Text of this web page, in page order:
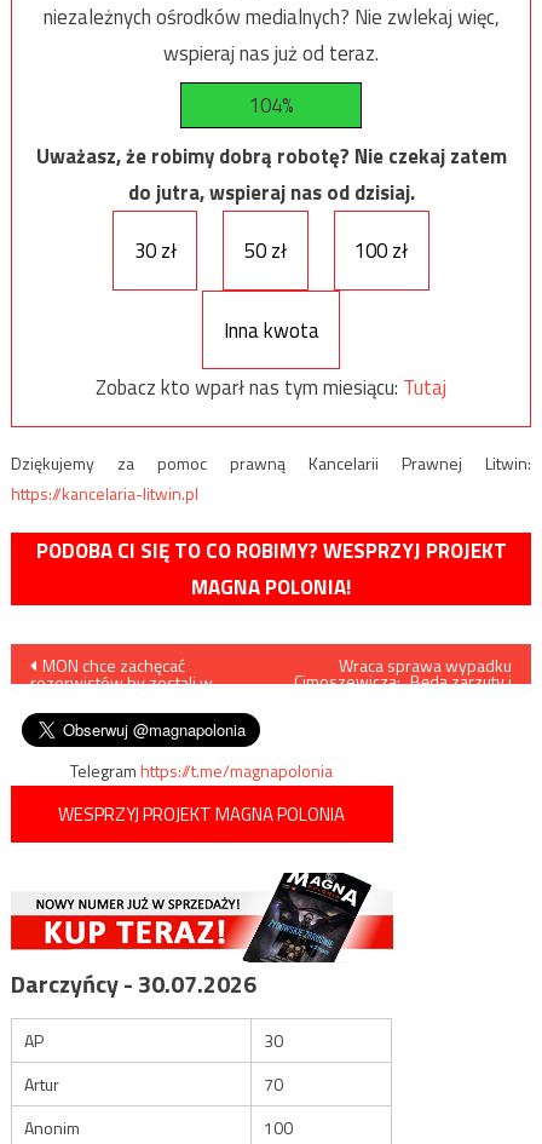
niezależnych ośrodków medialnych? Nie zwlekaj więc,
wspieraj nas już od teraz.
104%
Uważasz, że robimy dobrą robotę? Nie czekaj zatem
do jutra, wspieraj nas od dzisiaj.
30 zł
50 zł 100 zł
Inna kwota
Zobacz kto wparł nas tym miesiącu: Tutaj
Dziękujemy za pomoc prawną Kancelarii Prawnej Litwin:
https://kancelaria-litwin.pl
PODOBA CI SIĘ TO CO ROBIMY? WESPRZYJ PROJEKT
MAGNA POLONIA!
Nawigacja
wpisu
MON chce zachęcać
rezerwistów by zostali w
Wraca sprawa wypadku
Cimoszewicza: „Będą zarzuty i
Telegramhttps://t.me/magnapolonia
WESPRZYJ PROJEKT MAGNA POLONIA
Darczyńcy - 30.07.2026
AP
30
Artur
70
Anonim
100